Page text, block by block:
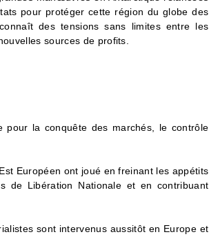
pour protéger cette région du globe des
des tensions sans limites entre les
sources de profits.
la conquête des marchés, le contrôle
Européen ont joué en freinant les appétits
de Libération Nationale et en contribuant
sont intervenus aussitôt en Europe et